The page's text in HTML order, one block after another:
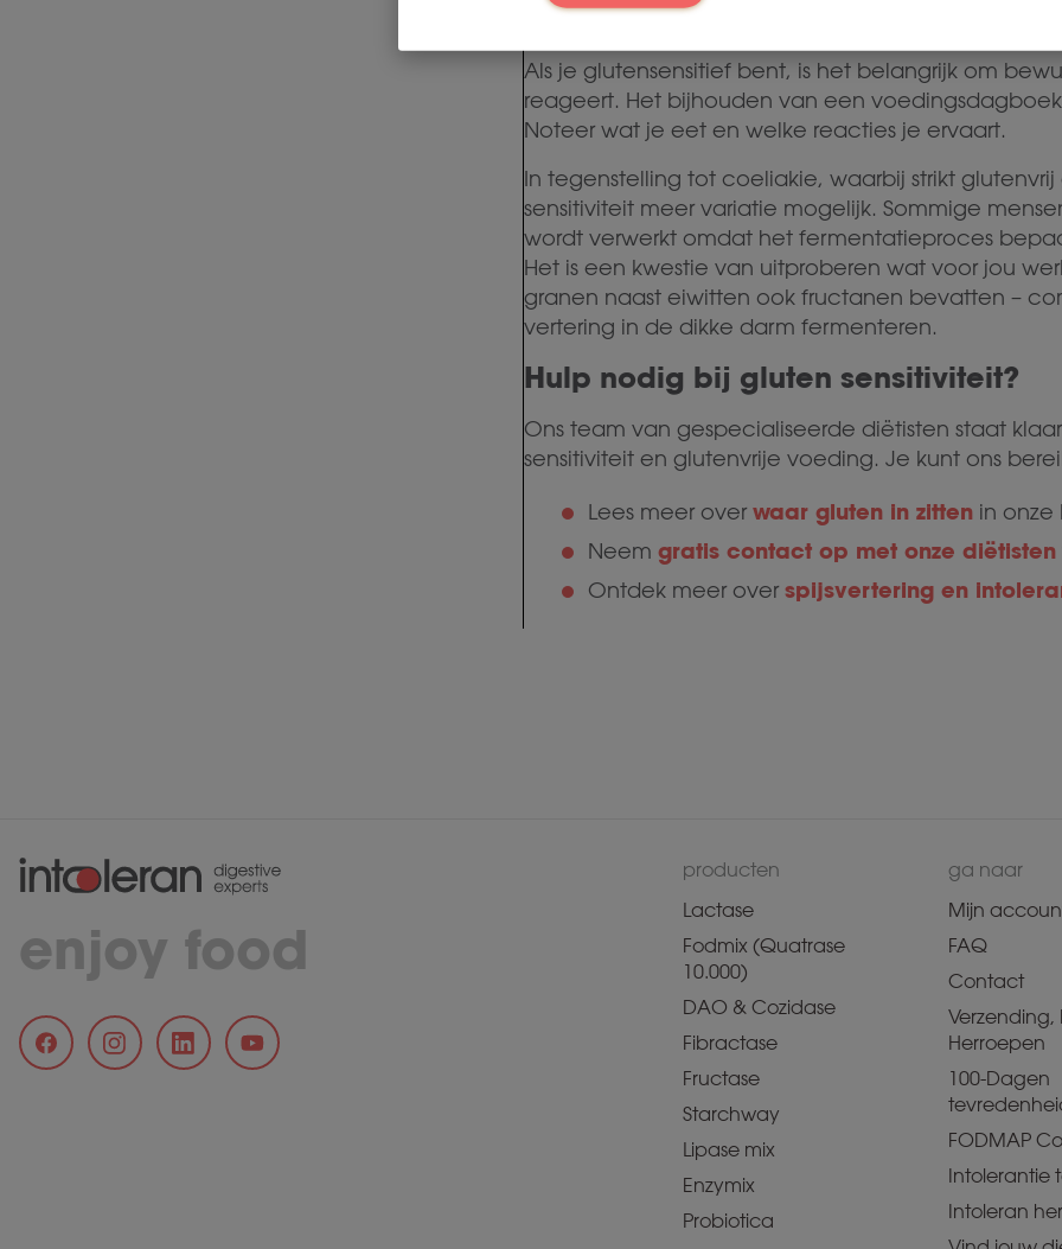
Leven met gluten sensitiviteit:
Als je glutensensitief bent, is het belangrijk om
reageert. Het bijhouden van een
Noteer wat je eet en welke reacties je ervaart.
In tegenstelling tot coeliakie, waarbij strikt
sensitiviteit meer variatie mogelijk. Sommige
wordt verwerkt omdat het fermentatieproces
Het is een kwestie van uitproberen wat voor jou
granen naast eiwitten ook fructanen bevatten –
vertering in de dikke darm fermenteren.
Hulp nodig bij gluten sensitiviteit?
Ons team van gespecialiseerde diëtisten staat
sensitiviteit en glutenvrije voeding. Je kunt ons
Lees meer overwaar gluten in zitten in onze
Neemgratis contact op met onze diëtisten
Ontdek meer overspijsvertering en
enjoy food
producten
Lactase
Fodmix (Quatrase
10.000)
DAO & Cozidase
Fibractase
Fructase
Starchway
Lipase mix
Enzymix
Probiotica
ga naar
Mijn
FAQ
Contact
Verzending,
Herroepen
100-Dagen
FODMAP
Intolerantie
Intoleran